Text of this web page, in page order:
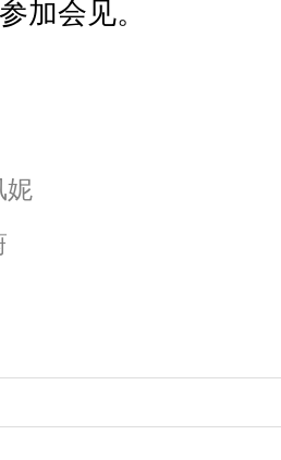
加会见。
妮